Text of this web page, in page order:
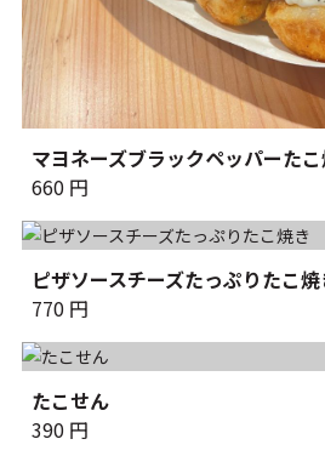
マヨネーズブラックペッパーた
660 円
ピザソースチーズたっぷりたこ
770 円
たこせん
390 円